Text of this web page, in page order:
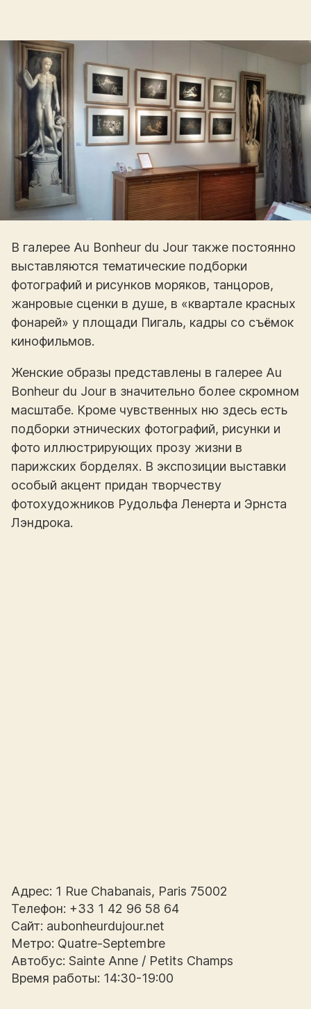
В галерее Au Bonheur du Jour также постоянно
выставляются тематические подборки
фотографий и рисунков моряков, танцоров,
жанровые сценки в душе, в «квартале красных
фонарей» у площади Пигаль, кадры со съёмок
кинофильмов.
Женские образы представлены в галерее Au
Bonheur du Jour в значительно более скромном
масштабе. Кроме чувственных ню здесь есть
подборки этнических фотографий, рисунки и
фото иллюстрирующих прозу жизни в
парижских борделях. В экспозиции выставки
особый акцент придан творчеству
фотохудожников Рудольфа Ленерта и Эрнста
Лэндрока.
Адрес: 1 Rue Chabanais, Paris 75002
Телефон: +33 1 42 96 58 64
Сайт: aubonheurdujour.net
Метро: Quatre-Septembre
Автобус: Sainte Anne / Petits Champs
Время работы: 14:30-19:00